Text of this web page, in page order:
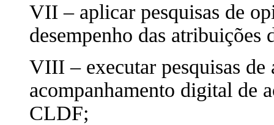
VII – aplicar pesquisas de
desempenho das
VIII – executar pesquisas de
acompanhamento digital de
CLDF;